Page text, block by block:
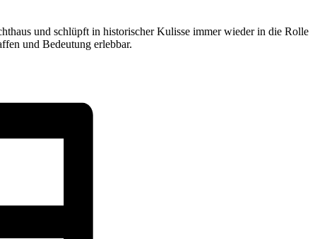
und schlüpft in historischer Kulisse immer wieder in die Rolle
und Bedeutung erlebbar.